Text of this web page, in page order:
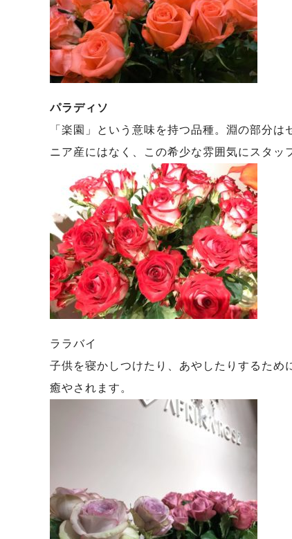
パラディソ
「楽園」という意味を持つ品種。淵の部分
ニア産にはなく、この希少な雰囲気にスタッ
ララバイ
子供を寝かしつけたり、あやしたりするた
癒やされます。